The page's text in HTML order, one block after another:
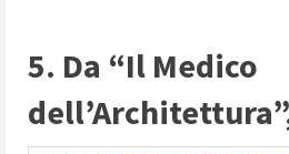
5. Da “Il Medico